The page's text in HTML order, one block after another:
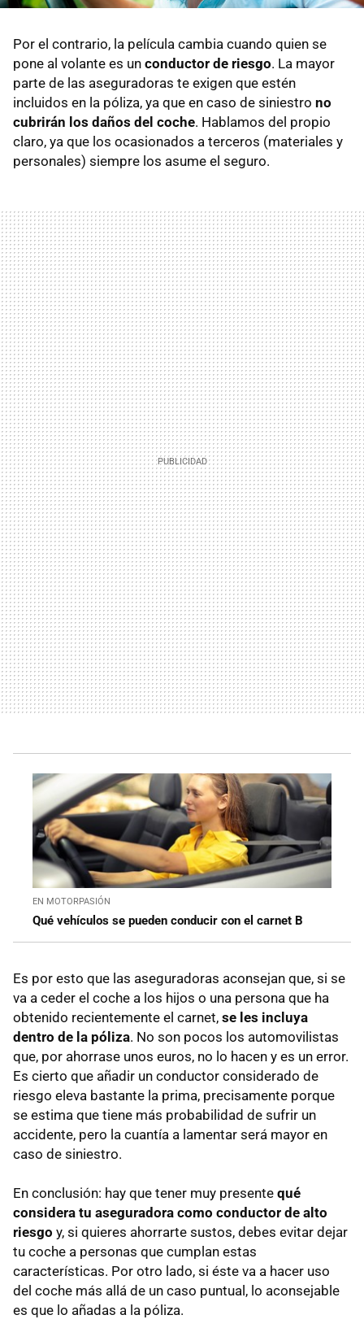
Por el contrario, la película cambia cuando quien se
pone al volante es un conductor de riesgo. La mayor
parte de las aseguradoras te exigen que estén
incluidos en la póliza, ya que en caso de siniestro no
cubrirán los daños del coche. Hablamos del propio
claro, ya que los ocasionados a terceros (materiales y
personales) siempre los asume el seguro.
EN MOTORPASIÓN
Qué vehículos se pueden conducir con el carnet B
Es por esto que las aseguradoras aconsejan que, si se
va a ceder el coche a los hijos o una persona que ha
obtenido recientemente el carnet, se les incluya
dentro de la póliza. No son pocos los automovilistas
que, por ahorrase unos euros, no lo hacen y es un error.
Es cierto que añadir un conductor considerado de
riesgo eleva bastante la prima, precisamente porque
se estima que tiene más probabilidad de sufrir un
accidente, pero la cuantía a lamentar será mayor en
caso de siniestro.
En conclusión: hay que tener muy presente qué
considera tu aseguradora como conductor de alto
riesgo y, si quieres ahorrarte sustos, debes evitar dejar
tu coche a personas que cumplan estas
características. Por otro lado, si éste va a hacer uso
del coche más allá de un caso puntual, lo aconsejable
es que lo añadas a la póliza.